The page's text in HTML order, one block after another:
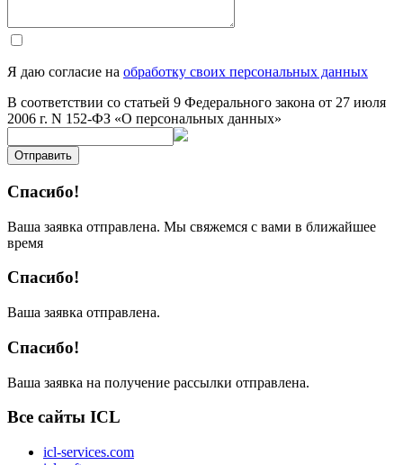
Я даю согласие на обработку своих персональных данных
В соответствии со статьей 9 Федерального закона от 27 июля
2006 г. N 152-ФЗ «О персональных данных»
Отправить
Спасибо!
Ваша заявка отправлена. Мы свяжемся с вами в ближайшее
время
Спасибо!
Ваша заявка отправлена.
Спасибо!
Ваша заявка на получение рассылки отправлена.
Все сайты ICL
icl-services.com